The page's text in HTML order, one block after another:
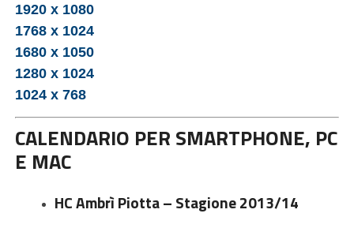
1920 x 1080
1768 x 1024
1680 x 1050
1280 x 1024
1024 x 768
CALENDARIO PER SMARTPHONE, PC
E MAC
HC Ambrì Piotta – Stagione 2013/14